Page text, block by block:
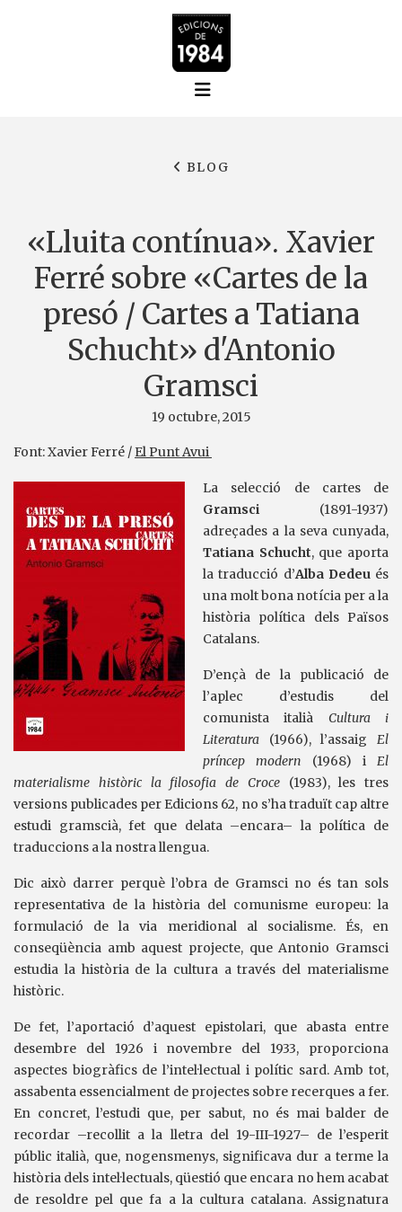
BLOG
«Lluita contínua». Xavier
Ferré sobre «Cartes de la
presó / Cartes a Tatiana
Schucht» d'Antonio
Gramsci
19 octubre, 2015
Font: Xavier Ferré / El Punt Avui
La selecció de cartes de
Gramsci (1891-1937)
adreçades a la seva cunyada,
Tatiana Schucht, que aporta
la traducció d’Alba Dedeués
una molt bona notícia per a la
història política dels Països
Catalans.
D’ençà de la publicació de
l’aplec d’estudis del
comunista italià Cultura i
Literatura (1966), l’assaig El
príncep modern (1968) i El
materialisme històric la filosofia de Croce(1983), les tres
versions publicades per Edicions 62, no s’ha traduït cap altre
estudi gramscià, fet que delata –encara– la política de
traduccions a la nostra llengua.
Dic això darrer perquè l’obra de Gramsci no és tan sols
representativa de la història del comunisme europeu: la
formulació de la via meridional al socialisme. És, en
conseqüència amb aquest projecte, que Antonio Gramsci
estudia la història de la cultura a través del materialisme
històric.
De fet, l’aportació d’aquest epistolari, que abasta entre
desembre del 1926 i novembre del 1933, proporciona
aspectes biogràfics de l’intel·lectual i polític sard. Amb tot,
assabenta essencialment de projectes sobre recerques a fer.
En concret, l’estudi que, per sabut, no és mai balder de
recordar –recollit a la lletra del 19-III-1927– de l’esperit
públic italià, que, nogensmenys, significava dur a terme la
història dels intel·lectuals, qüestió que encara no hem acabat
de resoldre pel que fa a la cultura catalana. Assignatura